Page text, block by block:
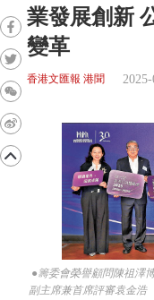
業發展創新
變革
香港文匯報 港聞
●籌委會榮譽顧問陳祖澤
副主席兼首席評審袁金浩